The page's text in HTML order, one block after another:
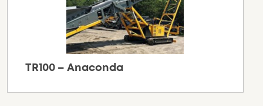
TR100 – Anaconda